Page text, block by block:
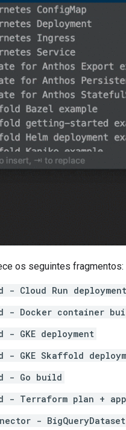
os seguintes fragmentos:
- Cloud Run deployment
- Docker container
- GKE deployment
- GKE Skaffold
- Go build
- Terraform plan +
- BigQueryDataset